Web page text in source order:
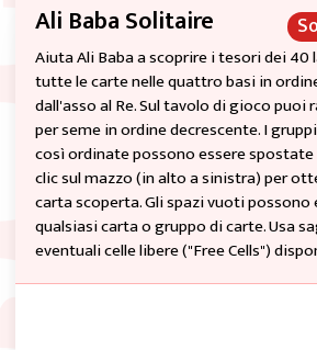
Ali Baba Solitaire
Aiuta Ali Baba a scoprire i tesori dei 40
tutte le carte nelle quattro basi in
dall'asso al Re. Sul tavolo di gioco puoi
per seme in ordine decrescente. I
così ordinate possono essere
clic sul mazzo (in alto a sinistra) per
carta scoperta. Gli spazi vuoti
qualsiasi carta o gruppo di carte. Usa
eventuali celle libere ("Free Cells")